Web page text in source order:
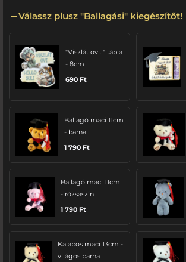
Válassz plusz "Ballagási" kiegészítőt!
"Viszlát ovi..." tábla
- 8cm
690 Ft
Ballagó maci 11cm
- barna
1 790 Ft
Ballagó maci 11cm
- rózsaszín
1 790 Ft
Kalapos maci 13cm -
világos barna